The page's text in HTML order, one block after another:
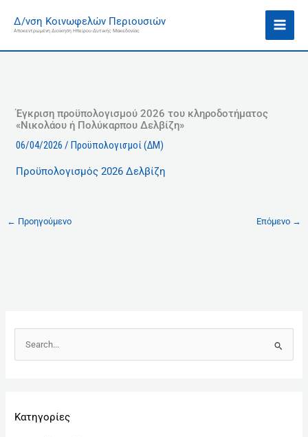
στοΔ/νση Κοινωφελών Περιουσιών
Αποκεντρωμένη Διοίκηση Ηπείρου-Δυτικής Μακεδονίας
Έγκριση προϋπολογισμού 2026 του κληροδοτήματος
«Νικολάου ή Πολύκαρπου Δελβίζη»
06/04/2026/Προϋπολογισμοί (ΔΜ)
Προϋπολογισμός 2026 Δελβίζη
← Προηγούμενο Επόμενο →
ή
Kατηγορίες
σ
κ
ό